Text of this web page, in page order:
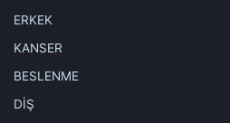
ERKEK
KANSER
BESLENME
DİŞ